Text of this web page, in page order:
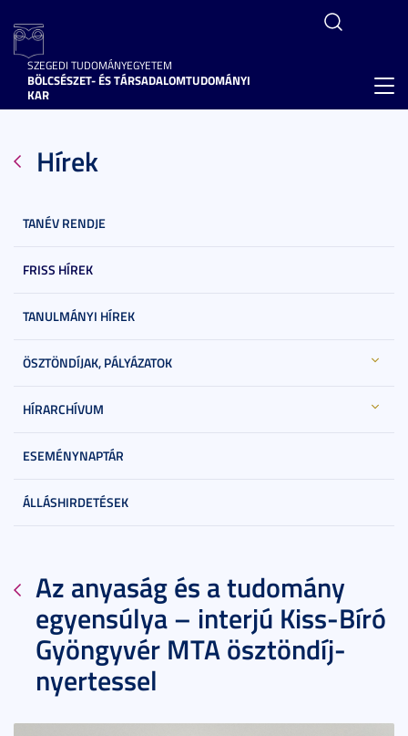
SZEGEDI TUDOMÁNYEGYETEM
BÖLCSÉSZET- ÉS TÁRSADALOMTUDOMÁNYI
KAR
Hírek
TANÉV RENDJE
FRISS HÍREK
TANULMÁNYI HÍREK
ÖSZTÖNDÍJAK, PÁLYÁZATOK
HÍRARCHÍVUM
ESEMÉNYNAPTÁR
ÁLLÁSHIRDETÉSEK
Az anyaság és a tudomány
egyensúlya – interjú Kiss-Bíró
Gyöngyvér MTA ösztöndíj-
nyertessel